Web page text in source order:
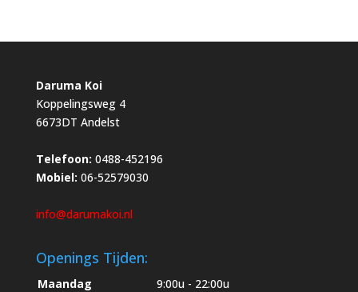
Daruma Koi
Koppelingsweg 4
6673DT Andelst
Telefoon: 0488-452196
Mobiel: 06-52579030
info@darumakoi.nl
Openings Tijden:
Maandag
9:00u - 22:00u